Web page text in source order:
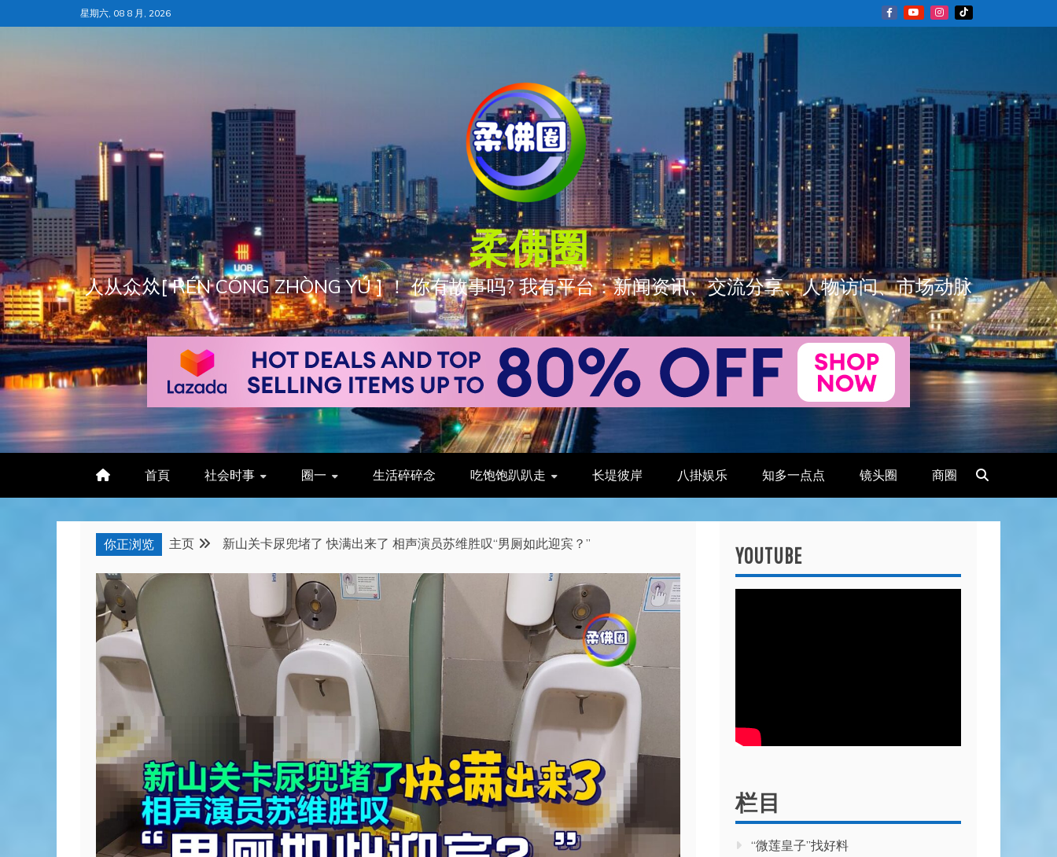
至
星期六, 08 8 月, 2026
柔佛圈
人从众𠈌[ RÉN CÓNG ZHÒNG YÚ ] ！ 你有故事吗? 我有平台：新闻资讯、交流分享、人物访问、市场动脉
首頁 社会时事 圈一 生活碎碎念 吃饱饱趴趴走 长堤彼岸 八掛娱乐 知多一点点 镜头圈 商圈
你正浏览 主页 新山关卡尿兜堵了 快满出来了 相声演员苏维胜叹“男厕如此迎宾？” YOUTUBE
栏目
“微莲皇子”找好料